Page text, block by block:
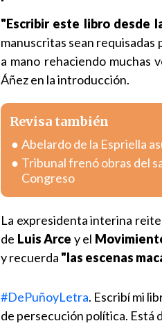
"Escribir este libro desde
manuscritas sean requisadas
a mano rehaciendo muchas
Áñez en la introducción.
Revisa también
Abelardo de la Espriella
Tribunal frenó obras del
Congreso
La expresidenta interina
de Luis Arce y el
y recuerda "las escenas
#DePuñoyLetra. Escribí mi
de persecución política. Está